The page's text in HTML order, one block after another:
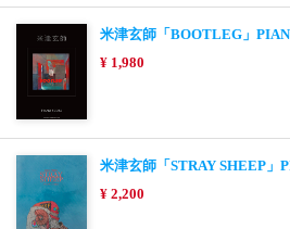
米津玄師「BOOTLEG」
¥ 1,980
米津玄師「STRAY SHEEP」
¥ 2,200